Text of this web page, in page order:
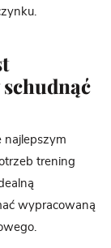
najlepszym
trening
wypracowaną